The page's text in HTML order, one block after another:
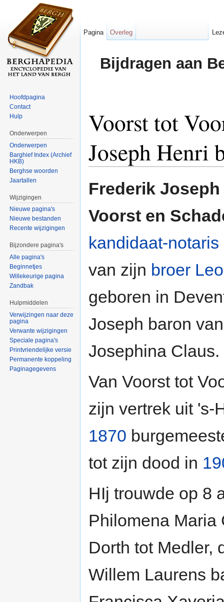
Bijdragen aan
Voorst tot
Joseph Henri
Frederik
Voorst en
kandidaat-notaris
van zijn broer
geboren in
Joseph baron
Josephina Claus.
Van Voorst tot
zijn vertrek uit 's-
1870
tot zijn dood in
HIj trouwde op 8
Philomena Maria
Dorth tot Medler,
Willem Laurens
Pagina Overleg
Hoofdpagina
Contact
Hulp
Onderwerpen
Onderwerpen
Barghief Index (Archief
HKB)
Berghse woorden
Jaartallen
Wijzigingen
Nieuwe pagina's
Nieuwe bestanden
Recente wijzigingen
Bijzondere pagina's
Alle pagina's
Beginnetjes
Willekeurige pagina
Zandbak
Hulpmiddelen
Verwijzingen naar deze
pagina
Verwante wijzigingen
Speciale pagina's
Printvriendelijke versie
Permanente koppeling
Paginagegevens